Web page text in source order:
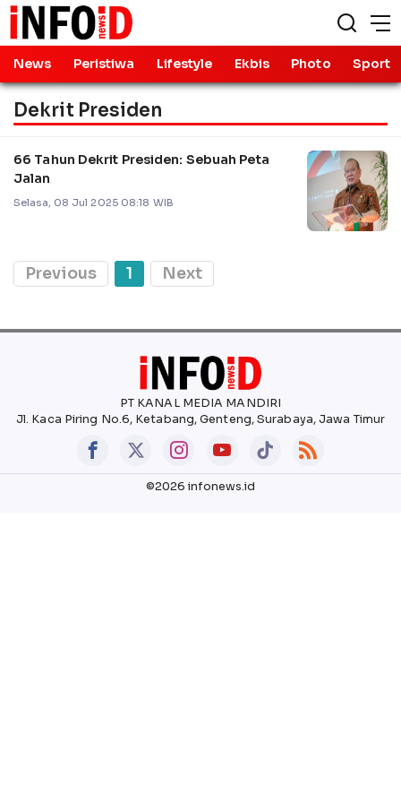
News Peristiwa Lifestyle Ekbis Photo Sport
Dekrit Presiden
66 Tahun Dekrit Presiden: Sebuah Peta
Jalan
Selasa, 08 Jul 2025 08:18 WIB
Previous 1 Next
PT KANAL MEDIA MANDIRI
Jl. Kaca Piring No.6, Ketabang, Genteng, Surabaya, Jawa Timur
©2026 infonews.id